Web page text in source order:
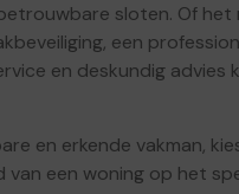
sloten. Of
een
en deskundig
en erkende vakman,
van een woning op het